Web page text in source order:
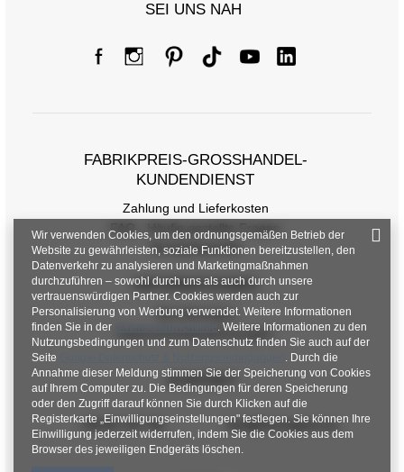
Größentabelle
[F] Taillenumfang 52 56
[G] Hüftumfang 64 68
[H] Innenbeinlänge 67 67 68 68
[J] Gesamtlänge 92 93 95
SEI UNS NAH
FABRIKPREIS-GROSSHANDEL-K
UNDENDIENST
Zahlung und Lieferkosten
FAQ - Häufig gestellte Fragen
Rückgabepolitik
INFORMATIONEN
Verordnungen
Datenschutzbestimmungen
KONTAKT
+48 601 547 740 hurt@factoryprice.eu
Wir verwenden Cookies, um den ordnungsgemäßen Betrieb der
Website zu gewährleisten, soziale Funktionen bereitzustellen, den
Datenverkehr zu analysieren und Marketingmaßnahmen
durchzuführen – sowohl durch uns als auch durch unsere
vertrauenswürdigen Partner. Cookies werden auch zur
Personalisierung von Werbung verwendet. Weitere Informationen
finden Sie in der
Datenschutzrichtlinie. Weitere Informationen zu den
Nutzungsbedingungen und zum Datenschutz finden Sie auch auf der
Seite
. Durch die
Annahme dieser Meldung stimmen Sie der Speicherung von Cookies
auf Ihrem Computer zu. Die Bedingungen für deren Speicherung
oder den Zugriff darauf können Sie durch Klicken auf die
Registerkarte „Einwilligungseinstellungen" festlegen. Sie können Ihre
Einwilligung jederzeit widerrufen, indem Sie die Cookies aus dem
Browser des jeweiligen Endgeräts löschen.